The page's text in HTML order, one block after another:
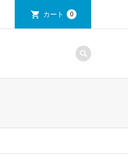
カート 0